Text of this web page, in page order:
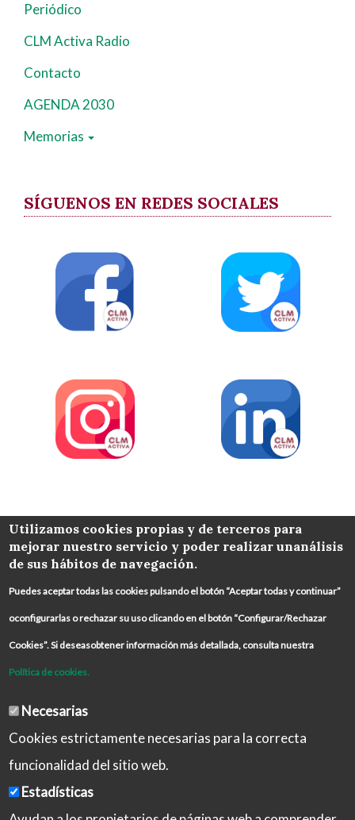
Periódico
CLM Activa Radio
Contacto
AGENDA 2030
Memorias
SÍGUENOS EN REDES SOCIALES
COLABORA
Utilizamos cookies propias y de terceros para
mejorar nuestro servicio y poder realizar unanálisis
de sus hábitos de navegación.
Puedes aceptar todas las cookies pulsando el botón “Aceptar todas y continuar”
oconfigurarlas o rechazar su uso clicando en el botón “Configurar/Rechazar
Cookies”. Si deseasobtener información más detallada, consulta nuestra
Política de cookies.
Necesarias
Cookies estrictamente necesarias para la correcta
funcionalidad del sitio web.
Estadísticas